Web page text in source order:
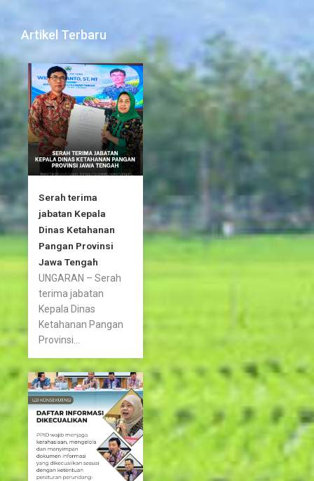
b
o
k
-
f
t
r
g
r
a
m
Artikel Terbaru
Serah terima
jabatan Kepala
Dinas Ketahanan
Pangan Provinsi
Jawa Tengah
UNGARAN – Serah
terima jabatan
Kepala Dinas
Ketahanan Pangan
Provinsi...